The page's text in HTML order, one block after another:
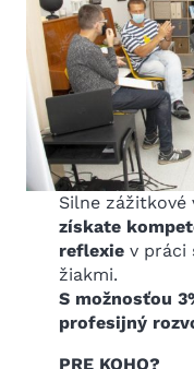
Silne zážitkové
získate
reflexie v práci
žiakmi.
S možnosťou
profesijný
PRE KOHO?